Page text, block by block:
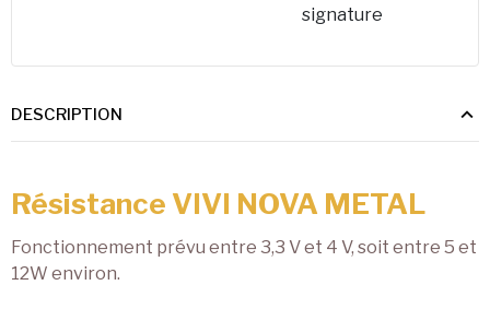
signature
DESCRIPTION
Résistance VIVI NOVA METAL
Fonctionnement prévu entre 3,3 V et 4 V, soit entre 5 et
12W environ.